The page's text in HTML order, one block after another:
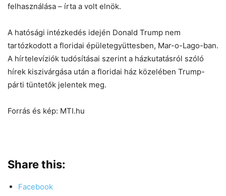
felhasználása – írta a volt elnök.
A hatósági intézkedés idején Donald Trump nem
tartózkodott a floridai épületegyüttesben, Mar-o-Lago-ban.
A hírtelevíziók tudósításai szerint a házkutatásról szóló
hírek kiszivárgása után a floridai ház közelében Trump-
párti tüntetők jelentek meg.
Forrás és kép: MTI.hu
Share this:
Facebook